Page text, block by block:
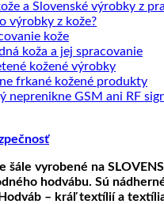
a Slovenské výrobky z
výrobky z kože?Žiadne
na
Ako
sa
starať
kožeŽiadne
komentáre
na
Precízne
spracovanie
koža a jej spracovanie
na
kožené výrobkyŽiadne
na
frkané kožené produkty
neprenikne GSM ani RF
šále vyrobené na
hodvábu. Sú
Hodváb – kráľ textílií a